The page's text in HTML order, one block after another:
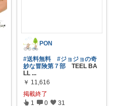
PON
#送料無料
#ジョジョの奇
妙な冒険第７部 TEEL BA
LL...
￥ 11,616
掲載終了
1 0 31